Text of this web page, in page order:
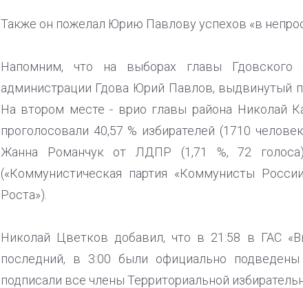
Также он пожелал Юрию Павлову успехов «в
Напомним, что на выборах главы Гдовского
администрации Гдова Юрий Павлов, выдвинутый
На втором месте - врио главы района Николай
проголосовали 40,57 % избирателей (1710
Жанна Романчук от ЛДПР (1,71 %, 72
(«Коммунистическая партия «Коммунисты
Роста»).
Николай Цветков добавил, что в 21:58 в ГАС
последний, в 3:00 были официально
подписали все члены Территориальной